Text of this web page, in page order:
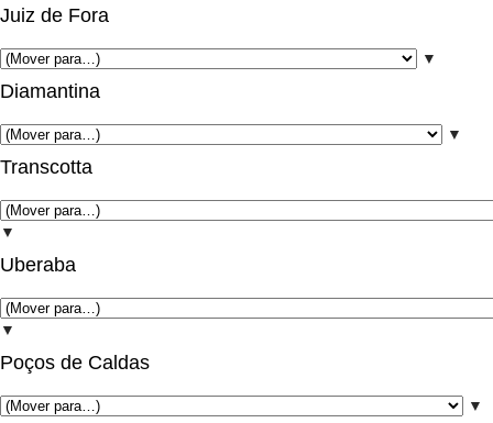
Juiz de Fora
▼
Diamantina
▼
Transcotta
▼
Uberaba
▼
Poços de Caldas
▼